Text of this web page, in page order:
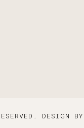
DESIGN BY